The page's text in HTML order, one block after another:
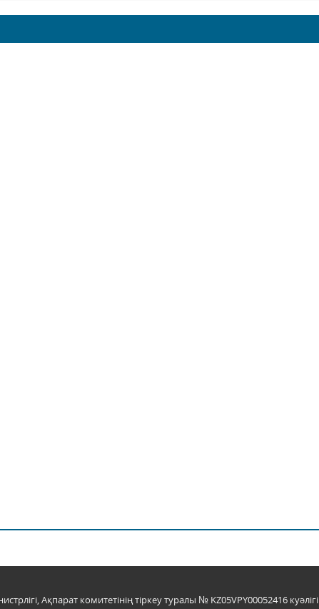
Ақпарат комитетінің тіркеу туралы № KZ05VPY00052416 куәлігі